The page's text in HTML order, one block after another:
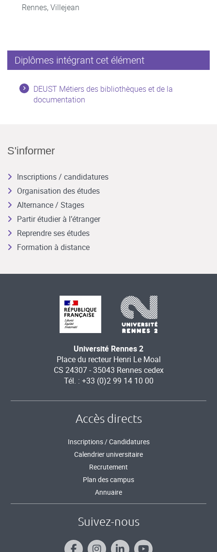
Rennes, Villejean
Diplômes intégrant cet élément
DEUST Métiers des bibliothèques et de la
documentation
S'informer
Inscriptions / candidatures
Organisation des études
Alternance / Stages
Partir étudier à l’étranger
Reprendre ses études
Formation à distance
Université Rennes 2
Place du recteur Henri Le Moal
CS 24307 - 35043 Rennes cedex
Tél. : +33 (0)2 99 14 10 00
Accès directs
Inscriptions / Candidatures
Calendrier universitaire
Recrutement
Plan des campus
Annuaire
Suivez-nous